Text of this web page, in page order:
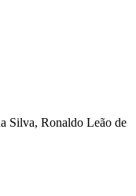
Silva, Ronaldo Leão de